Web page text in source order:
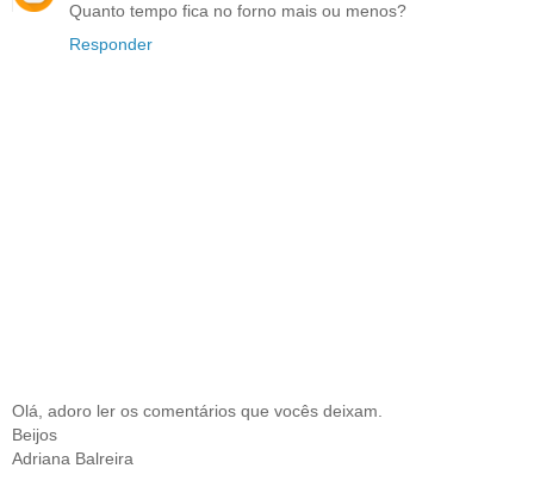
Quanto tempo fica no forno mais ou menos?
Responder
Olá, adoro ler os comentários que vocês deixam.
Beijos
Adriana Balreira